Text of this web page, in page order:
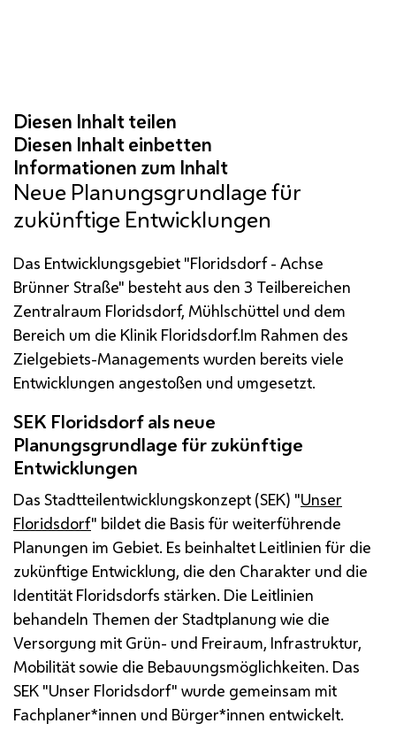
Neue Planungsgrundlage für
zukünftige Entwicklungen
Das Entwicklungsgebiet "Floridsdorf - Achse
Brünner Straße" besteht aus den 3 Teilbereichen
Zentralraum Floridsdorf, Mühlschüttel und dem
Bereich um die Klinik Floridsdorf.Im Rahmen des
Zielgebiets-Managements wurden bereits viele
Entwicklungen angestoßen und umgesetzt.
SEK Floridsdorf als neue
Planungsgrundlage für zukünftige
Entwicklungen
Das Stadtteilentwicklungskonzept (SEK) "Unser
Floridsdorf" bildet die Basis für weiterführende
Planungen im Gebiet. Es beinhaltet Leitlinien für die
zukünftige Entwicklung, die den Charakter und die
Identität Floridsdorfs stärken. Die Leitlinien
behandeln Themen der Stadtplanung wie die
Versorgung mit Grün- und Freiraum, Infrastruktur,
Mobilität sowie die Bebauungsmöglichkeiten. Das
SEK "Unser Floridsdorf" wurde gemeinsam mit
Fachplaner*innen und Bürger*innen entwickelt.